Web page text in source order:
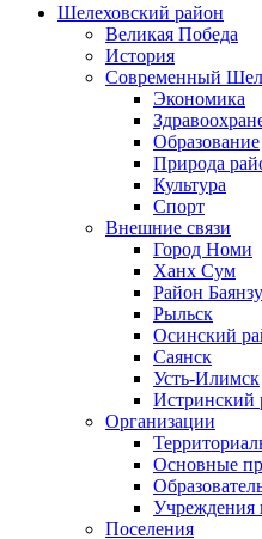
Шелеховский район
Великая Победа
История
Современный
Экономика
Образование
Природа
Культура
Спорт
Внешние связи
Город Номи
Ханх Сум
Район
Рыльск
Осинский
Саянск
Усть-Илимск
Истринский
Организации
Основные
Учреждения
Поселения